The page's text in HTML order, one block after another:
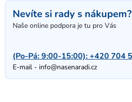
Nevíte si rady s nákupem?
Naše online podpora je tu pro Vás
(Po-Pá: 9:00-15:00):+420 704
E-mail - info@nasenaradi.cz